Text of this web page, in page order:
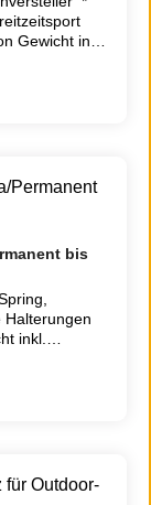
bis
Halterungen